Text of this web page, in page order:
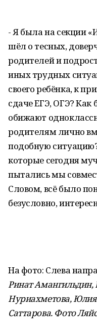
- Я была на секции
шёл о тесных,
родителей и
иных трудных
своего ребёнка, к
сдаче ЕГЭ, ОГЭ? Как
обижают
родителям лично
подобную
которые сегодня
пытались мы
Словом, всё было
безусловно,
На фото: Слева
Ринат Амангильдин,
Нуриахметова,
Саттарова. Фото